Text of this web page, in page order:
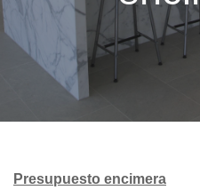
Presupuesto encimera